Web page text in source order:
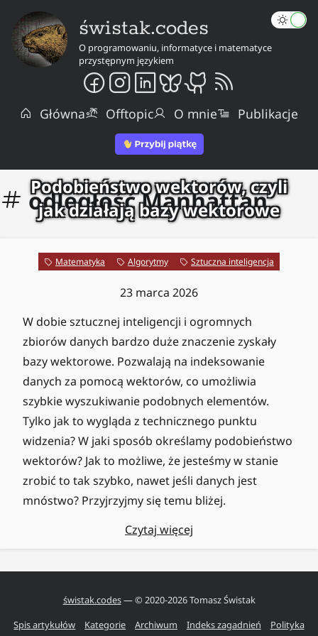
świstak.codes
O programowaniu, informatyce i matematyce
przystępnym językiem
Główna Offtopic O mnie Publikacje
odległość Manhattan
Podobieństwo wektorów, czyli
jak działają bazy wektorowe
Matematyka Algorytmy Sztuczna inteligencja
23 marca 2026
W dobie sztucznej inteligencji i ogromnych
zbiorów danych bardzo duże znaczenie zyskały
bazy wektorowe. Pozwalają na indeksowanie
danych za pomocą wektorów, co umożliwia
szybkie wyszukiwanie podobnych elementów.
Tylko jak to wygląda z technicznego punktu
widzenia? W jaki sposób określamy podobieństwo
wektorów? Jak to możliwe, że jesteśmy w stanie
zrobić to tak szybko, nawet jeśli danych jest
mnóstwo? Przyjrzyjmy się temu bliżej.
Czytaj więcej
świstak.codes— © 2020-2026Tomasz Świstak
Spis artykułów
Kategorie Archiwum Indeks zagadnień
Polityka